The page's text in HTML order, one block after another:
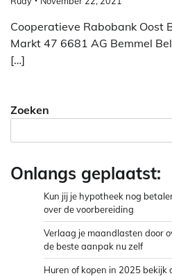
Cooperatieve Rabobank Oost
Markt 47 6681 AG Bemmel
[…]
Zoeken
Onlangs geplaatst:
Kun jij je hypotheek nog
over de voorbereiding
Verlaag je maandlasten door
de beste aanpak nu zelf
Huren of kopen in 2025 bekijk